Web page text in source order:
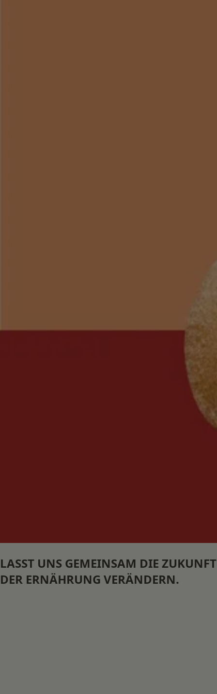
LASST UNS GEMEINSAM DIE ZUKUNFT
DER ERNÄHRUNG VERÄNDERN.